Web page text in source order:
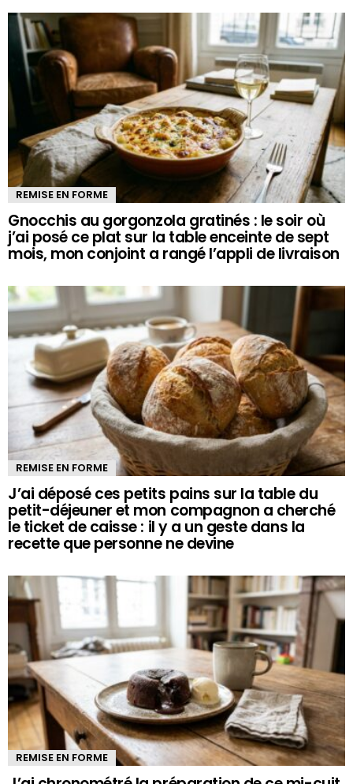
REMISE EN FORME
Gnocchis au gorgonzola gratinés : le soir où
j’ai posé ce plat sur la table enceinte de sept
mois, mon conjoint a rangé l’appli de livraison
REMISE EN FORME
J’ai déposé ces petits pains sur la table du
petit-déjeuner et mon compagnon a cherché
le ticket de caisse : il y a un geste dans la
recette que personne ne devine
REMISE EN FORME